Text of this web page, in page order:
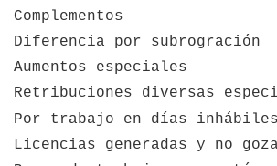
Complementos
Diferencia por subrogración
Aumentos especiales
Retribuciones diversas
Por trabajo en días
Licencias generadas y no